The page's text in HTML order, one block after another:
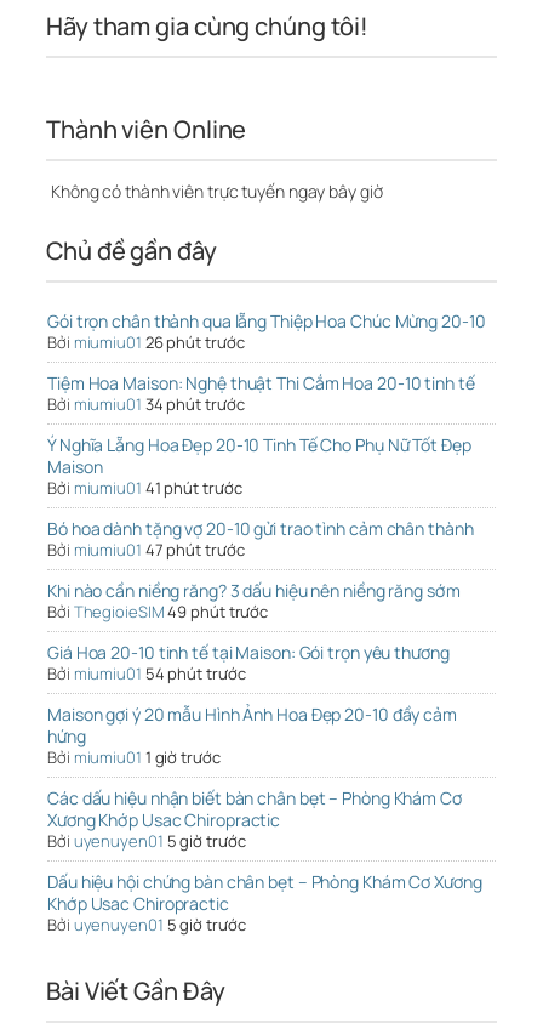
Hãy tham gia cùng chúng tôi!
Thành viên Online
Không có thành viên trực tuyến ngay bây giờ
Chủ đề gần đây
Gói trọn chân thành qua lẵng Thiệp Hoa Chúc Mừng 20-10
Bởi miumiu01 26 phút trước
Tiệm Hoa Maison: Nghệ thuật Thi Cắm Hoa 20-10 tinh tế
Bởi miumiu01 34 phút trước
Ý Nghĩa Lẵng Hoa Đẹp 20-10 Tinh Tế Cho Phụ Nữ Tốt Đẹp
Maison
Bởi miumiu01 41 phút trước
Bó hoa dành tặng vợ 20-10 gửi trao tình cảm chân thành
Bởi miumiu01 47 phút trước
Khi nào cần niềng răng? 3 dấu hiệu nên niềng răng sớm
Bởi ThegioieSIM49 phút trước
Giá Hoa 20-10 tinh tế tại Maison: Gói trọn yêu thương
Bởi miumiu01 54 phút trước
Maison gợi ý 20 mẫu Hình Ảnh Hoa Đẹp 20-10 đầy cảm
hứng
Bởi miumiu01 1 giờ trước
Các dấu hiệu nhận biết bàn chân bẹt – Phòng Khám Cơ
Xương Khớp Usac Chiropractic
Bởi uyenuyen01 5 giờ trước
Dấu hiệu hội chứng bàn chân bẹt – Phòng Khám Cơ Xương
Khớp Usac Chiropractic
Bởi uyenuyen01 5 giờ trước
Bài Viết Gần Đây